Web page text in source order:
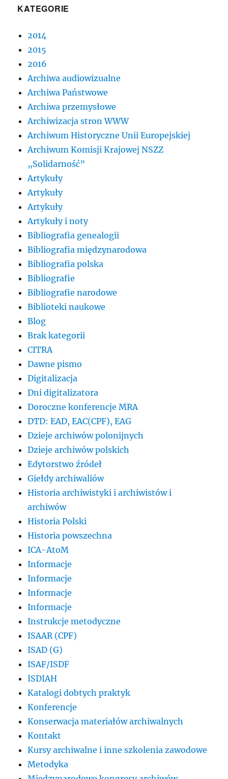
KATEGORIE
2014
2015
2016
Archiwa audiowizualne
Archiwa Państwowe
Archiwa przemysłowe
Archiwizacja stron WWW
Archiwum Historyczne Unii Europejskiej
Archiwum Komisji Krajowej NSZZ
„Solidarność”
Artykuły
Artykuły
Artykuły
Artykuły i noty
Bibliografia genealogii
Bibliografia międzynarodowa
Bibliografia polska
Bibliografie
Bibliografie narodowe
Biblioteki naukowe
Blog
Brak kategorii
CITRA
Dawne pismo
Digitalizacja
Dni digitalizatora
Doroczne konferencje MRA
DTD: EAD, EAC(CPF), EAG
Dzieje archiwów polonijnych
Dzieje archiwów polskich
Edytorstwo źródeł
Giełdy archiwaliów
Historia archiwistyki i archiwistów i
archiwów
Historia Polski
Historia powszechna
ICA-AtoM
Informacje
Informacje
Informacje
Informacje
Instrukcje metodyczne
ISAAR (CPF)
ISAD (G)
ISAF/ISDF
ISDIAH
Katalogi dobtych praktyk
Konferencje
Konserwacja materiałów archiwalnych
Kontakt
Kursy archiwalne i inne szkolenia zawodowe
Metodyka